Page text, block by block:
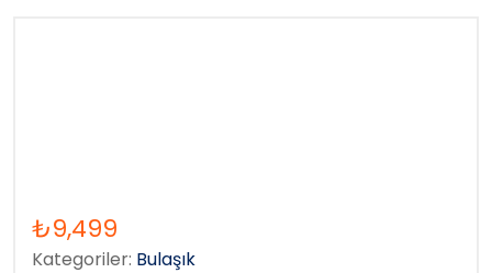
₺9,499
Kategoriler: Bulaşık